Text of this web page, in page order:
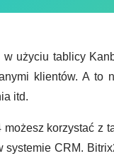
użyciu tablicy
klientów. A to
itd.
korzystać z
systemie CRM.